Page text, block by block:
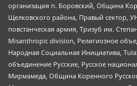
организация п. Боровский, Община
Щелковского района, Правый сектор,
повстанческая армия, Тризуб им.
Misanthropic division, Религиозное
Народная Социальная Инициатива,
объединение Русские, Русское
Мирмамеда, Община Коренного